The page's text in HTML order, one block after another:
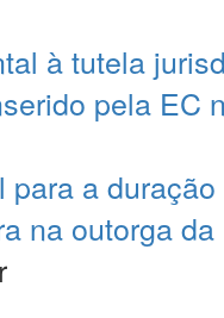
à tutela
pela EC
para a
na outorga